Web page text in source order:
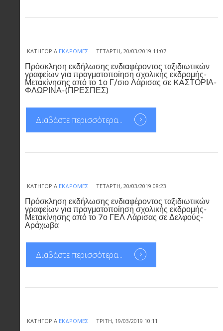
ΚΑΤΗΓΟΡΊΑ ΕΚΔΡΟΜΈΣ ΤΕΤΆΡΤΗ, 20/03/2019 11:07
Πρόσκληση εκδήλωσης ενδιαφέροντος ταξιδιωτικών
γραφείων για πραγματοποίηση σχολικής εκδρομής-
Μετακίνησης από το 1ο Γ/σιο Λάρισας σε KAΣΤΟΡΙΑ-
ΦΛΩΡΙΝΑ-(ΠΡΕΣΠΕΣ)
Διαβάστε περισσότερα...
ΚΑΤΗΓΟΡΊΑ ΕΚΔΡΟΜΈΣ ΤΕΤΆΡΤΗ, 20/03/2019 08:23
Πρόσκληση εκδήλωσης ενδιαφέροντος ταξιδιωτικών
γραφείων για πραγματοποίηση σχολικής εκδρομής-
Μετακίνησης από το 7ο ΓΕΛ Λάρισας σε Δελφούς-
Αράχωβα
Διαβάστε περισσότερα...
ΚΑΤΗΓΟΡΊΑ ΕΚΔΡΟΜΈΣ ΤΡΊΤΗ, 19/03/2019 10:11